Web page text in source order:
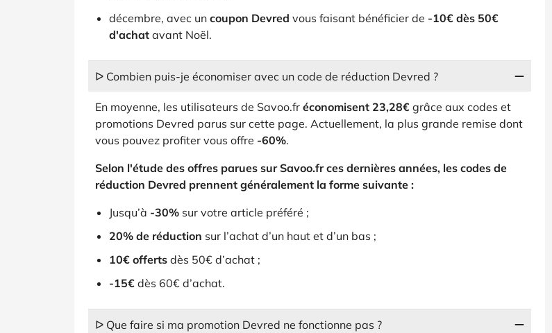
décembre, avec un coupon Devred vous faisant bénéficier de -10€ dès 50€
d'achat avant Noël.
ᐅ Combien puis-je économiser avec un code de réduction Devred ?
En moyenne, les utilisateurs de Savoo.fr économisent 23,28€ grâce aux codes et
promotions Devred parus sur cette page. Actuellement, la plus grande remise dont
vous pouvez profiter vous offre -60%.
Selon l'étude des offres parues sur Savoo.fr ces dernières années, les codes de
réduction Devred prennent généralement la forme suivante :
Jusqu’à -30% sur votre article préféré ;
20% de réduction sur l’achat d’un haut et d’un bas ;
10€ offerts dès 50€ d’achat ;
-15€ dès 60€ d’achat.
ᐅ Que faire si ma promotion Devred ne fonctionne pas ?